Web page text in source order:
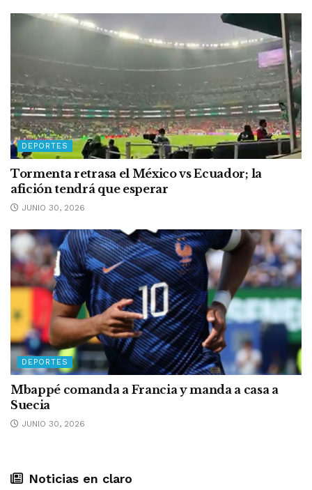
DEPORTES
Tormenta retrasa el México vs Ecuador; la
afición tendrá que esperar
JUNIO 30, 2026
DEPORTES
Mbappé comanda a Francia y manda a casa a
Suecia
JUNIO 30, 2026
Noticias en claro